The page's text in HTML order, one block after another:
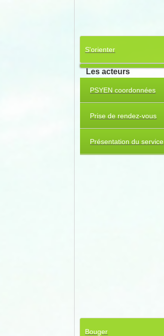
S'orienter
Les acteurs
PSYEN coordonnées
Prise de rendez-vous
Présentation du service
Bouger